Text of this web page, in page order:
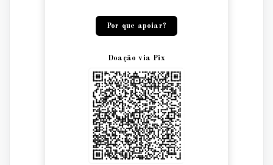
Por que apoiar?
Doação via Pix